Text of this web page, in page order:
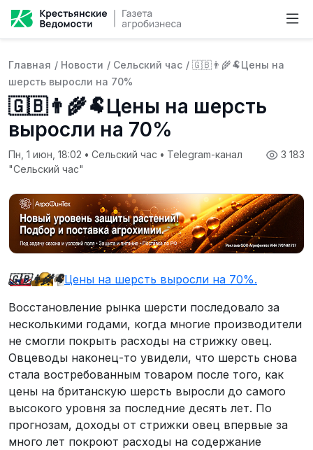
Главная / Новости / Сельский час / 🇬🇧👨‍🌾🐏Цены на
шерсть выросли на 70%
🇬🇧👨‍🌾🐏Цены на шерсть
выросли на 70%
3 183
Пн, 1 июн, 18:02 • Сельский час • Telegram-канал
"Сельский час"
🇬🇧👨‍🌾🐏Цены на шерсть выросли на 70%.
Восстановление рынка шерсти последовало за
несколькими годами, когда многие производители
не смогли покрыть расходы на стрижку овец.
Овцеводы наконец-то увидели, что шерсть снова
стала востребованным товаром после того, как
цены на британскую шерсть выросли до самого
высокого уровня за последние десять лет. По
прогнозам, доходы от стрижки овец впервые за
много лет покроют расходы на содержание